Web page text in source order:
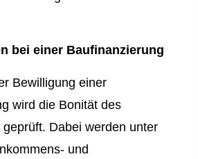
bei einer Baufinanzierung
Bewilligung einer
wird die Bonität des
Dabei werden unter
und